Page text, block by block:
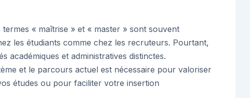
« maîtrise » et « master » sont souvent
les étudiants comme chez les recruteurs. Pourtant,
académiques et administratives distinctes.
et le parcours actuel est nécessaire pour valoriser
études ou pour faciliter votre insertion